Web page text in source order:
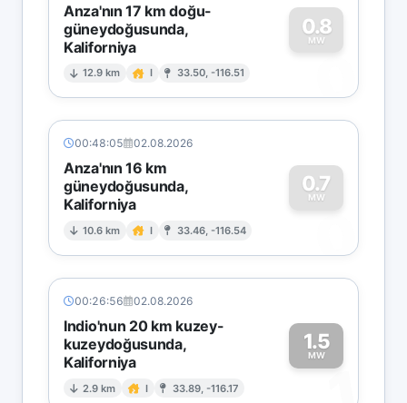
Anza'nın 17 km doğu-
güneydoğusunda,
Kaliforniya
12.9 km I 33.50, -116.51
0.8
MW
0
00:48:05 02.08.2026
Anza'nın 16 km
güneydoğusunda,
Kaliforniya
10.6 km I 33.46, -116.54
0.7
MW
0
00:26:56 02.08.2026
Indio'nun 20 km kuzey-
kuzeydoğusunda,
Kaliforniya
2.9 km I 33.89, -116.17
1.5
MW